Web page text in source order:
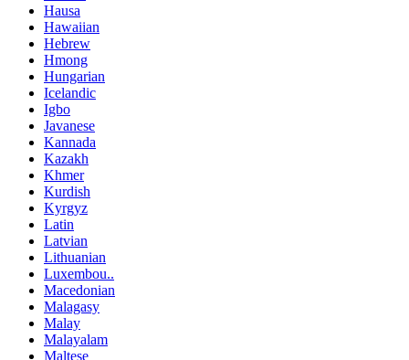
Hausa
Hawaiian
Hebrew
Hmong
Hungarian
Icelandic
Igbo
Javanese
Kannada
Kazakh
Khmer
Kurdish
Kyrgyz
Latin
Latvian
Lithuanian
Luxembou..
Macedonian
Malagasy
Malay
Malayalam
Maltese